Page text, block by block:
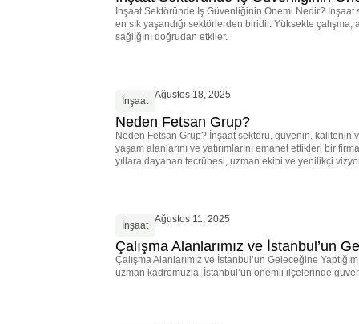
İnşaat Sektöründe İş Güvenliğinin Önemi Nedir? İnşaat
en sık yaşandığı sektörlerden biridir. Yüksekte
sağlığını doğrudan etkiler.
İnşaat
Ağustos 18, 2025
Neden Fetsan Grup?
Neden Fetsan Grup? İnşaat sektörü, güvenin, kalitenin
yaşam alanlarını ve yatırımlarını emanet ettikleri bir
yıllara dayanan tecrübesi, uzman ekibi ve yenilikçi
İnşaat
Ağustos 11, 2025
Çalışma Alanlarımız ve İstanbul’un
Çalışma Alanlarımız ve İstanbul’un Geleceğine
uzman kadromuzla, İstanbul’un önemli ilçelerinde